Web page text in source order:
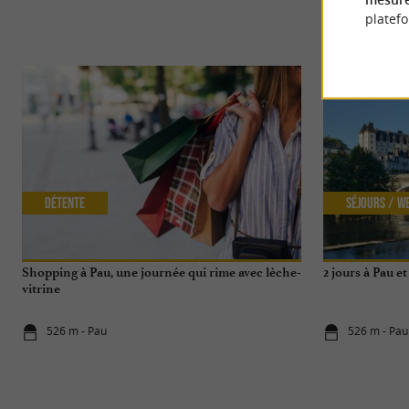
Shopping à Pau, une journée qui rime avec lèche-
vitrine
526 m - Pau
Détente
2 jours à Pau
526 m - Pau
Séjours /